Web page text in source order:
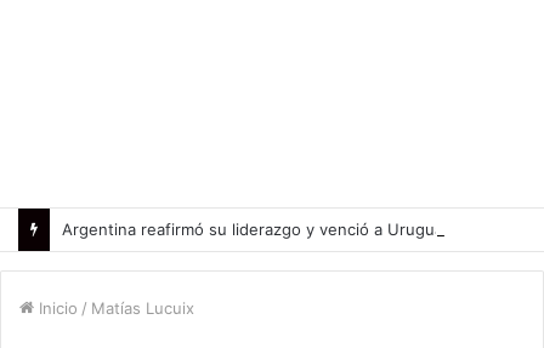
Inicio / Matías Lucuix